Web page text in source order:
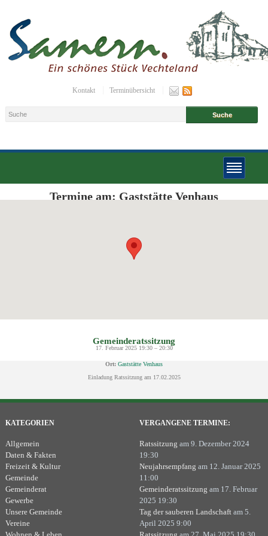
Kontakt Terminübersicht
Termine am: Gaststätte Venhaus
Gemeinderatssitzung
17. Februar 2025 19:30– 20:30
Ort: Gaststätte Venhaus
Einladung Ratssitzung am 17.02.2025
KATEGORIEN
Allgemein
Daten & Fakten
Freizeit & Kultur
Gemeinde
Gemeinderat
Gewerbe
Unsere Gemeinde
Vereine
VERGANGENE TERMINE:
Ratssitzung am 9. Dezember 2024
19:30
Neujahrsempfang am 12. Januar 2025
11:00
Gemeinderatssitzung am 17. Februar
2025 19:30
Tag der sauberen Landschaftam 5.
April 2025 9:00